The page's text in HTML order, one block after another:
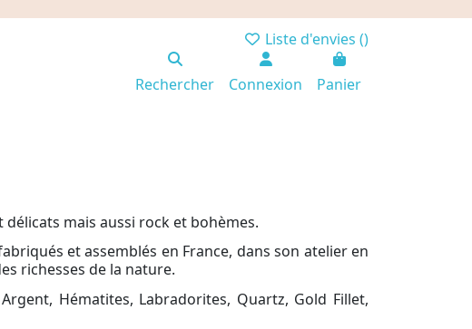
Liste d'envies ()
Rechercher Connexion
Panier
mais aussi rock et bohèmes.
et assemblés en France, dans son atelier en
richesses de la nature.
Hématites, Labradorites, Quartz, Gold Fillet,